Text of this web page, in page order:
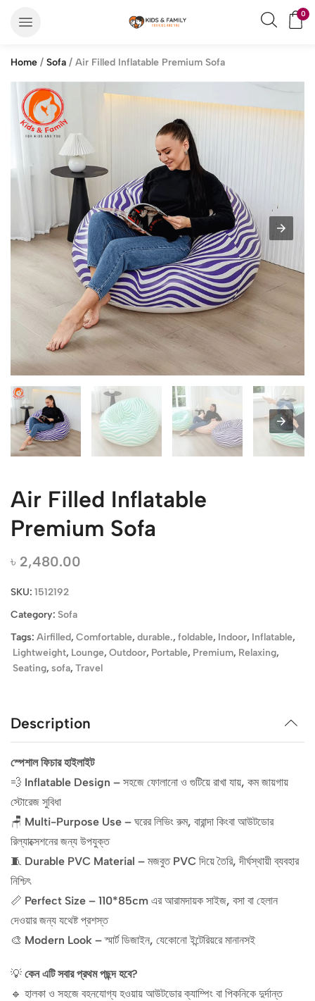
0
Home / Sofa / Air Filled Inflatable Premium Sofa
Air Filled Inflatable
Premium Sofa
৳ 2,480.00
SKU: 1512192
Category: Sofa
Tags: Airfilled, Comfortable, durable., foldable, Indoor, Inflatable,
Lightweight, Lounge, Outdoor, Portable, Premium, Relaxing,
Seating, sofa, Travel
Description
স্পেশাল ফিচার হাইলাইট
💨 Inflatable Design – সহজে ফোলানো ও গুটিয়ে রাখা যায়, কম জায়গায়
স্টোরেজ সুবিধা
🪑 Multi-Purpose Use – ঘরের লিভিং রুম, বারান্দা কিংবা আউটডোর
রিল্যাক্সেশনের জন্য উপযুক্ত
🧵 Durable PVC Material – মজবুত PVC দিয়ে তৈরি, দীর্ঘস্থায়ী ব্যবহার
নিশ্চিৎ
📏 Perfect Size – 110*85cm এর আরামদায়ক সাইজ, বসা বা হেলান
দেওয়ার জন্য যথেষ্ট প্রশস্ত
🎨 Modern Look – স্মার্ট ডিজাইন, যেকোনো ইন্টেরিয়রে মানানসই
💡 কেন এটি সবার প্রথম পছন্দ হবে?
🔹 হালকা ও সহজে বহনযোগ্য হওয়ায় আউটডোর ক্যাম্পিং বা পিকনিকে দুর্দান্ত